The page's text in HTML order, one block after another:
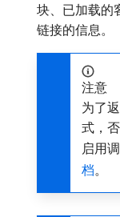
块、已加载的
链接的信息。
注意
为了
式，
启用
档。